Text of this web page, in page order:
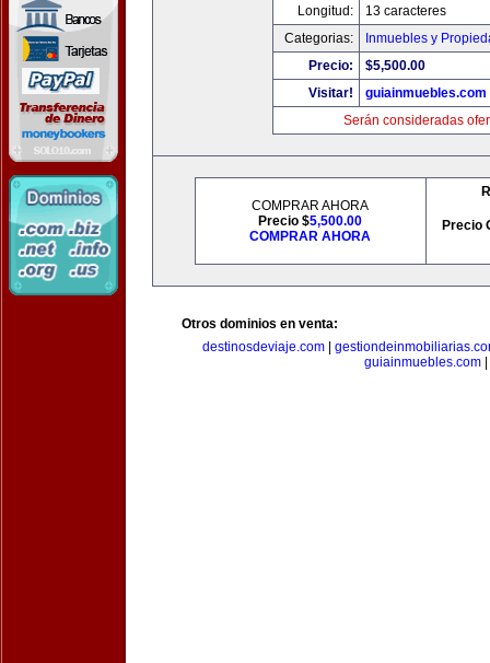
Longitud:
13 caracteres
Categorias:
Inmuebles y
Precio:
$5,500.00
Visitar!
guiainmuebles.com
Serán consideradas
COMPRAR AHORA
Precio $5,500.00
COMPRAR AHORA
Precio
Otros dominios en venta:
destinosdeviaje.com|
guiainmuebles.com|